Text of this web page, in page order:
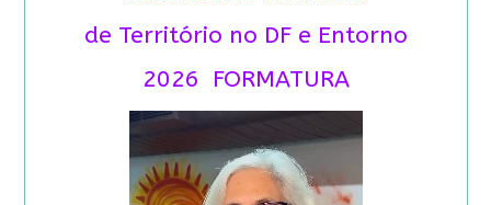
de Território no DF e Entorno
2026 FORMATURA